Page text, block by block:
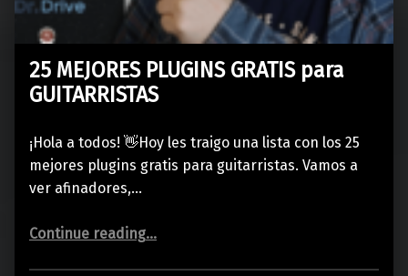
25 MEJORES PLUGINS GRATIS para
GUITARRISTAS
¡Hola a todos! 👋Hoy les traigo una lista con los 25
mejores plugins gratis para guitarristas. Vamos a
ver afinadores,…
Continue reading“25 MEJORES PLUGINS GRATIS para GUITARRISTAS”
…